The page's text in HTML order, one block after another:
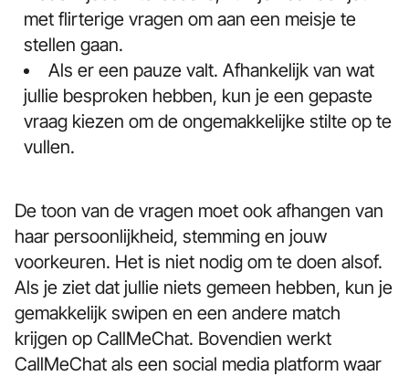
met flirterige vragen om aan een meisje te
stellen gaan.
Als er een pauze valt. Afhankelijk van wat
jullie besproken hebben, kun je een gepaste
vraag kiezen om de ongemakkelijke stilte op te
vullen.
De toon van de vragen moet ook afhangen van
haar persoonlijkheid, stemming en jouw
voorkeuren. Het is niet nodig om te doen alsof.
Als je ziet dat jullie niets gemeen hebben, kun je
gemakkelijk swipen en een andere match
krijgen op CallMeChat. Bovendien werkt
CallMeChat als een social media platform waar